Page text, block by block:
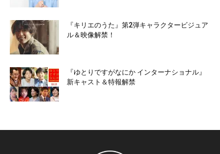
『キリエのうた』第2弾キャラクタービジュア
ル＆映像解禁！
『ゆとりですがなにか インターナショナル』
新キャスト＆特報解禁